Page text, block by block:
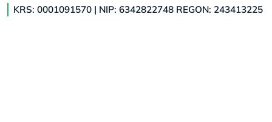
KRS: 0001091570 | NIP: 6342822748 REGON: 243413225